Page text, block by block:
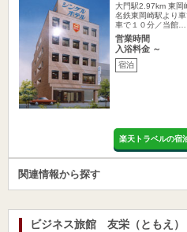
大門駅2.97km 東岡
名鉄東岡崎駅より
車で１０分／当館…
営業時間
入浴料金 ～
宿泊
楽天トラベルの宿
関連情報から探す
ビジネス旅館 友栄（ともえ）